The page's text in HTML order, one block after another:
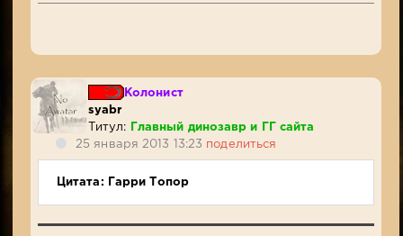
Колонист
syabr
Титул:
Главный динозавр и ГГ сайта
25 января 2013 13:23 поделиться
Цитата: Гарри Топор